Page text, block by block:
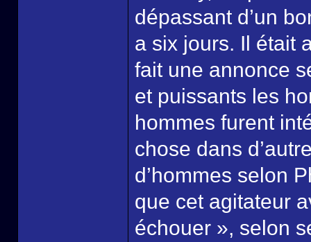
dépassant d’un
a six jours. Il était
fait une annonce
et puissants les
hommes furent
chose dans
d’hommes selon
que cet agitateur
échouer », selon